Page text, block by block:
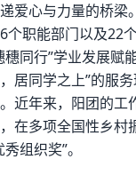
爱心与力量的桥梁
个职能部门以及22
穗同行”学业发展赋
居同学之上”的服
近年来，阳团的工
在多项全国性乡村
秀组织奖”。